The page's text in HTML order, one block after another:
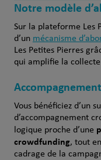
Notre modèle
Sur la plateforme Les
d’un mécanisme
Les Petites Pierres
qui amplifie la
Vous bénéficiez d’un
d’accompagnement
logique proche d’une
crowdfunding, tout
cadrage de la